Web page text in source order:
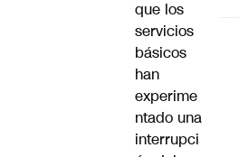
que los
servicios
básicos
han
experime
ntado una
interrupci